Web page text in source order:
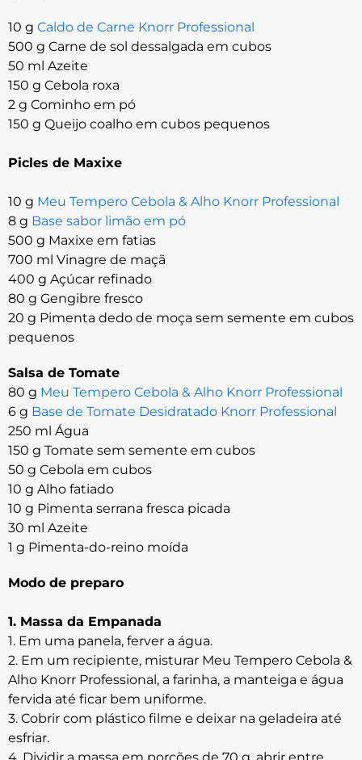
10 g Caldo de Carne Knorr Professional
500 g Carne de sol dessalgada em cubos
50 ml Azeite
150 g Cebola roxa
2 g Cominho em pó
150 g Queijo coalho em cubos pequenos
Picles de Maxixe
10 g Meu Tempero Cebola & Alho Knorr Professional
8 g Base sabor limão em pó
500 g Maxixe em fatias
700 ml Vinagre de maçã
400 g Açúcar refinado
80 g Gengibre fresco
20 g Pimenta dedo de moça sem semente em cubos
pequenos
Salsa de Tomate
80 g Meu Tempero Cebola & Alho Knorr Professional
6 g Base de Tomate Desidratado Knorr Professional
250 ml Água
150 g Tomate sem semente em cubos
50 g Cebola em cubos
10 g Alho fatiado
10 g Pimenta serrana fresca picada
30 ml Azeite
1 g Pimenta-do-reino moída
Modo de preparo
1. Massa da Empanada
1. Em uma panela, ferver a água.
2. Em um recipiente, misturar Meu Tempero Cebola &
Alho Knorr Professional, a farinha, a manteiga e água
fervida até ficar bem uniforme.
3. Cobrir com plástico filme e deixar na geladeira até
esfriar.